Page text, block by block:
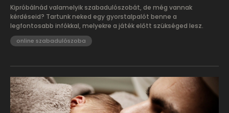
Kipróbálnád valamelyik szabadulószobát, de még vannak
kérdéseid? Tartunk neked egy gyorstalpalót benne a
legfontosabb infókkal, melyekre a játék előtt szükséged lesz.
online szabadulószoba